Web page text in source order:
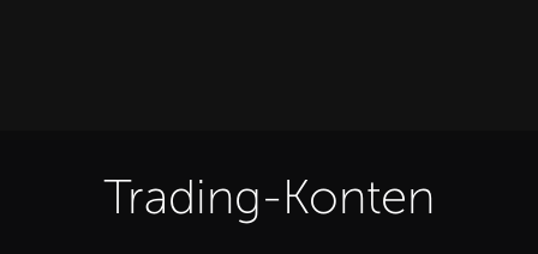
Trading-Konten